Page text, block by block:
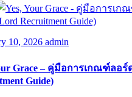
10, 2026 admin
Grace – คู่มือการเกณฑ์ลอร์
Guide)